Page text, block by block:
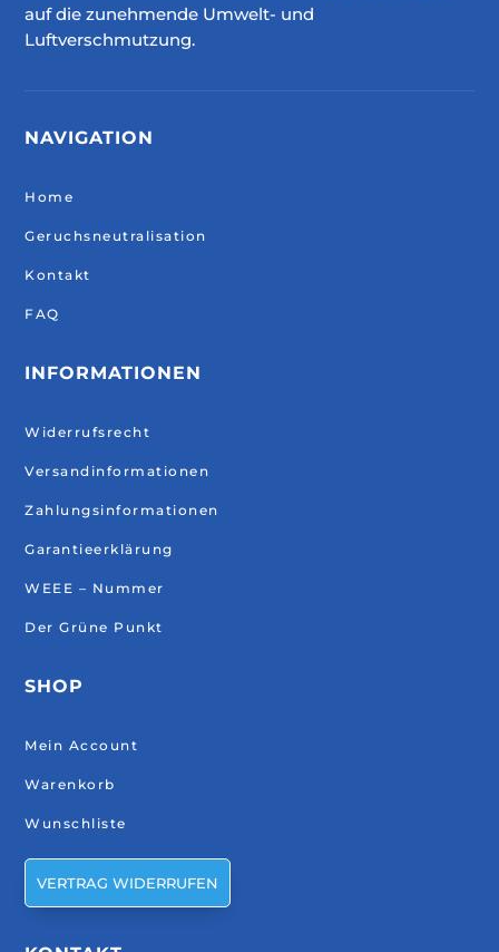
auf die zunehmende Umwelt- und
Luftverschmutzung.
NAVIGATION
Home
Geruchsneutralisation
Kontakt
FAQ
INFORMATIONEN
Widerrufsrecht
Versandinformationen
Zahlungsinformationen
Garantieerklärung
WEEE – Nummer
Der Grüne Punkt
SHOP
Mein Account
Warenkorb
Wunschliste
VERTRAG WIDERRUFEN